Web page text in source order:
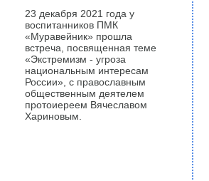
23 декабря 2021 года у
воспитанников ПМК
«Муравейник» прошла
встреча, посвященная теме
«Экстремизм - угроза
национальным интересам
России», с православным
общественным деятелем
протоиереем Вячеславом
Хариновым.